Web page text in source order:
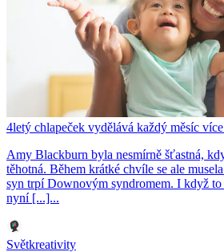
4letý chlapeček vydělává každý měsíc
Amy Blackburn byla nesmírně šťastná,
těhotná. Během krátké chvíle se ale
syn trpí Downovým syndromem. I když
nyní [...]...
Světkreativity